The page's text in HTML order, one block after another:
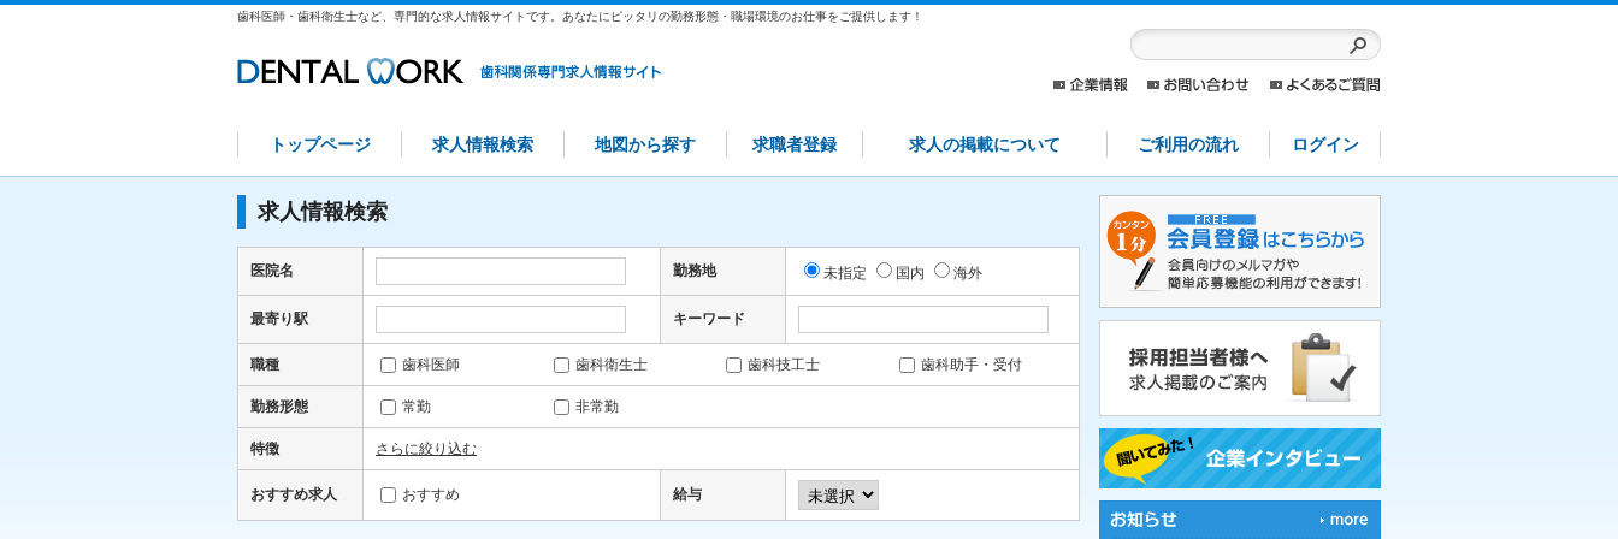
歯科医師・歯科衛生士など、専門的な求人情報サイトです。あなたにピッタリの勤務形態・職場環境のお仕事をご提供します！
トップページ 求人情報検索 地図から探す 求職者登録 求人の掲載について ご利用の流れ ログイン
求人情報検索
医院名 勤務地 未指定 国内 海外
最寄り駅 キーワード
職種 歯科医師 歯科衛生士 歯科技工士 歯科助手・受付
勤務形態 常勤 非常勤
特徴 さらに絞り込む
おすすめ求人 おすすめ 給与